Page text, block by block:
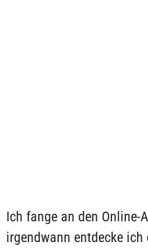
Ich fange an den Online-
irgendwann entdecke